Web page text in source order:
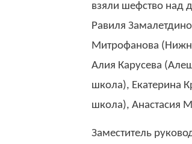
взяли шефство над
Равиля
Митрофанова
Алия Карусева
школа), Екатерина
школа), Анастасия
Заместитель